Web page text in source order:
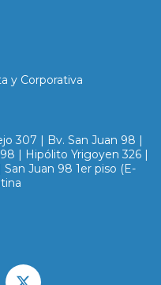
y Corporativa
307 | Bv. San Juan 98 |
| Hipólito Yrigoyen 326 |
Juan 98 1er piso (E-